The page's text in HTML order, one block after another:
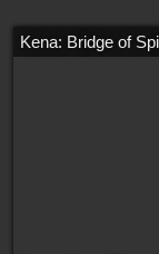
Kena: Bridge of